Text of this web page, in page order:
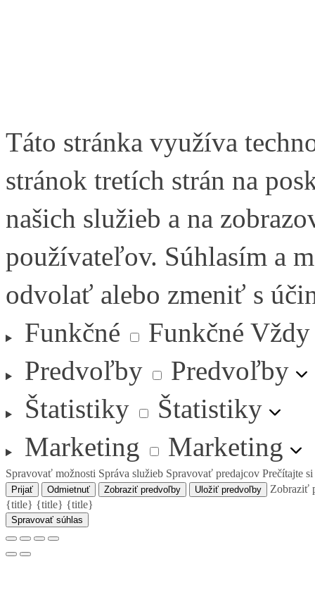
Táto stránka využíva
stránok tretích strán na
našich služieb a na
používateľov. Súhlasím a
odvolať alebo zmeniť s
Funkčné
Funkčné
Predvoľby
Predvoľby
Štatistiky
Štatistiky
Marketing
Marketing
Spravovať možnosti Správa služieb Spravovať predajcov Prečítajte
Prijať Odmietnuť Zobraziť predvoľby Uložiť predvoľby
Zobraziť
{title} {title} {title}
Spravovať súhlas